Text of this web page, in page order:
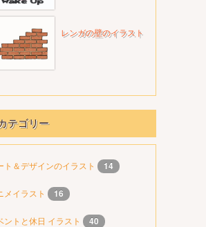
レンガの壁のイラスト
テゴリー
ト＆デザインのイラスト 14
メイラスト 16
ントと休日 イラスト 40